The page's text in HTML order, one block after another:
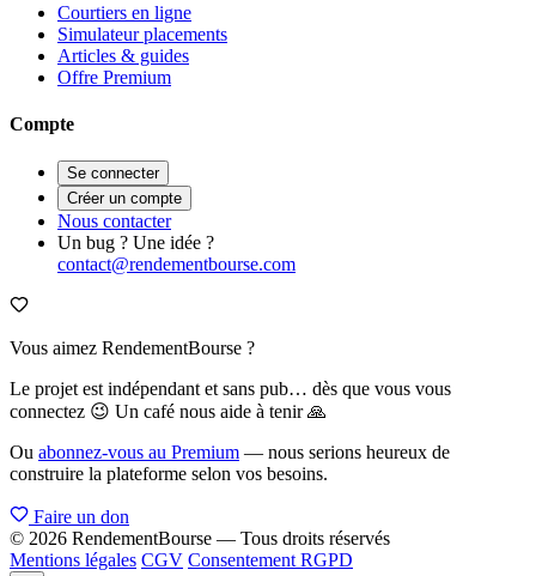
Courtiers en ligne
Simulateur placements
Articles & guides
Offre Premium
Compte
Se connecter
Créer un compte
Nous contacter
Un bug ? Une idée ?
contact@rendementbourse.com
Vous aimez RendementBourse ?
Le projet est indépendant et sans pub… dès que vous vous
connectez 😉 Un café nous aide à tenir 🙏
Ou abonnez-vous au Premium — nous serions heureux de
construire la plateforme selon vos besoins.
Faire un don
© 2026 RendementBourse — Tous droits réservés
Mentions légales CGV Consentement RGPD